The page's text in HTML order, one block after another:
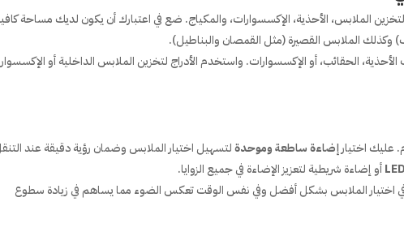
الملابس، الأحذية، الإكسسوارات، والمكياج. ضع في اعتبارك أن يكون لديك مساحة
وكذلك الملابس القصيرة (مثل القمصان والبناطيل).
الأحذية، الحقائب، أو الإكسسوارات. واستخدم الأدراج لتخزين الملابس الداخلية أو
عليك اختيار إضاءة ساطعة وموحدةلتسهيل اختيار الملابس وضمان رؤية دقيقة عند
LEDأو إضاءة شريطية لتعزيز الإضاءة في جميع الزوايا.
اختيار الملابس بشكل أفضل وفي نفس الوقت تعكس الضوء مما يساهم في زيادة سطوع